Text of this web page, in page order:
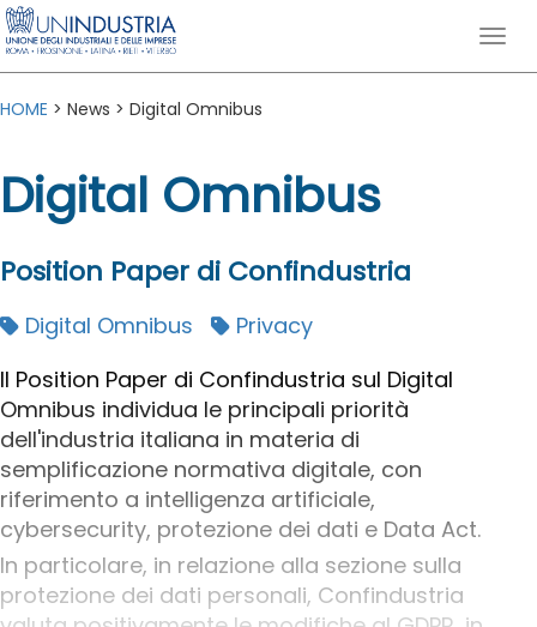
HOME > News > Digital Omnibus
Digital Omnibus
Position Paper di Confindustria
Digital Omnibus
Privacy
Il Position Paper di Confindustria sul Digital
Omnibus individua le principali priorità
dell'industria italiana in materia di
semplificazione normativa digitale, con
riferimento a intelligenza artificiale,
cybersecurity, protezione dei dati e Data Act.
In particolare, in relazione alla sezione sulla
protezione dei dati personali, Confindustria